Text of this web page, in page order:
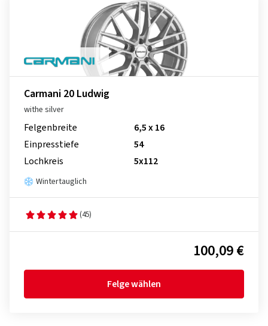
Carmani 20 Ludwig
withe silver
Felgenbreite
6,5 x 16
Einpresstiefe
54
Lochkreis
5x112
Wintertauglich
(45)
100,09 €
Felge wählen